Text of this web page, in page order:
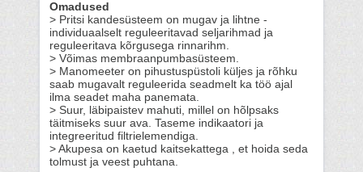
Omadused
> Pritsi kandesüsteem on mugav ja lihtne -
individuaalselt reguleeritavad seljarihmad ja
reguleeritava kõrgusega rinnarihm.
> Võimas membraanpumbasüsteem.
> Manomeeter on pihustuspüstoli küljes ja rõhku
saab mugavalt reguleerida seadmelt ka töö ajal
ilma seadet maha panemata.
> Suur, läbipaistev mahuti, millel on hõlpsaks
täitmiseks suur ava. Taseme indikaatori ja
integreeritud filtrielemendiga.
> Akupesa on kaetud kaitsekattega , et hoida seda
tolmust ja veest puhtana.